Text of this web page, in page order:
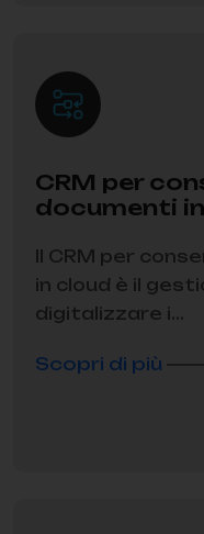
CRM per
documenti
Il CRM per
in cloud è il
digitalizzare i...
Scopri di più